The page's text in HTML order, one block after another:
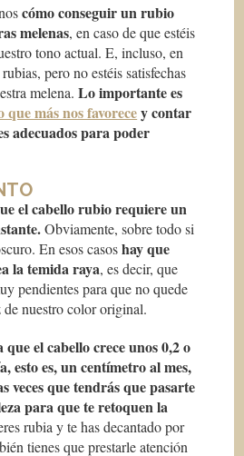
cómo conseguir un rubio
melenas, en caso de que estéis
tono actual. E, incluso, en
pero no estéis satisfechas
melena. Lo importante es
que más nos favorecey contar
adecuados para poder
el cabello rubio requiere un
Obviamente, sobre todo si
En esos casoshay que
la temida raya, es decir, que
pendientes para que no quede
nuestro color original.
el cabello crece unos 0,2 o
esto es, un centímetro al mes,
veces que tendrás que pasarte
para que te retoquen la
rubia y te has decantado por
tienes que prestarle atención